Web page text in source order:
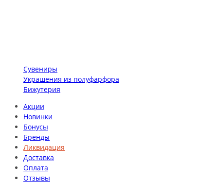
Сувениры
Украшения из полуфарфора
Бижутерия
Акции
Новинки
Бонусы
Бренды
Ликвидация
Доставка
Оплата
Отзывы